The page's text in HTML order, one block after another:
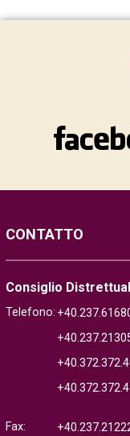
CONTATTO
Consiglio
Telefono:
Fax: